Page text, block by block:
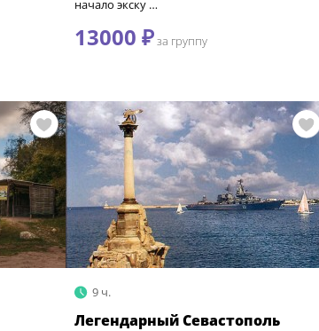
начало экску …
13000 ₽за группу
9 ч.
Легендарный Севастополь